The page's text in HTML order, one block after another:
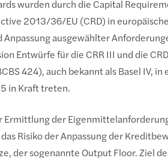
wurden durch die Capital
2013/36/EU (CRD) in
ausgewählter
Entwürfe für die CRR III und die
424), auch bekannt als Basel IV,
in Kraft treten.
Ermittlung der
Risiko der Anpassung der
der sogenannte Output Floor. Ziel